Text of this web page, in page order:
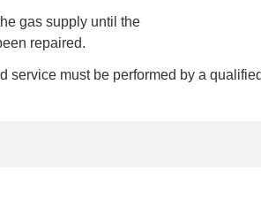
gas supply until the
repaired.
service must be performed by a